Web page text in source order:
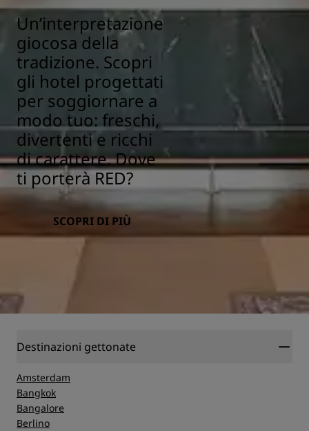
Un’interpretazione
giocosa della
tradizione. Scopri
gli hotel progettati
per soggiornare a
modo tuo: freschi,
divertenti e ricchi
di carattere. Dove
ti porterà RED?
SCOPRI DI PIÙ
Destinazioni gettonate
Amsterdam
Bangkok
Bangalore
Berlino